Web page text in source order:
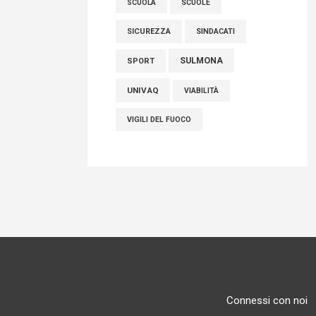
SCUOLA SCUOLE
SICUREZZA SINDACATI
SPORT SULMONA
UNIVAQ VIABILITÀ
VIGILI DEL FUOCO
Connessi con noi